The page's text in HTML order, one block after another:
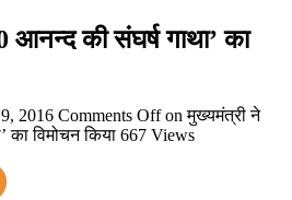
आनन्द की संघर्ष गाथा’ का
2016 Comments Offon मुख्यमंत्री ने
का विमोचन किया 667 Views